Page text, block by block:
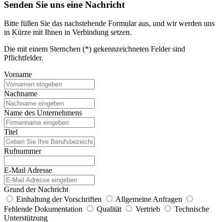
Senden Sie uns eine Nachricht
Bitte füllen Sie das nachstehende Formular aus, und wir werden uns
in Kürze mit Ihnen in Verbindung setzen.
Die mit einem Sternchen (*) gekennzeichneten Felder sind
Pflichtfelder.
Vorname
Nachname
Name des Unternehmens
Titel
Rufnummer
E-Mail Adresse
Grund der Nachricht
Einhaltung der Vorschriften
Allgemeine Anfragen
Fehlende Dokumentation
Qualität Vertrieb
Technische
Unterstützung